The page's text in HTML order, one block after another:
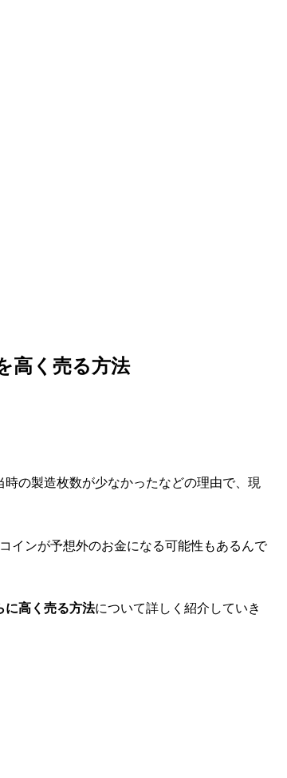
高く売る方法
時の製造枚数が少なかったなどの理由で、現
インが予想外のお金になる可能性もあるんで
に高く売る方法について詳しく紹介していき